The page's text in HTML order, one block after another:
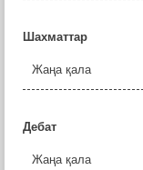
Шахматтар
Жаңа қала
Дебат
Жаңа қала